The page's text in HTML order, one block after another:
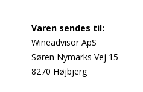
Varen sendes til:
Wineadvisor ApS
Søren Nymarks Vej 15
8270 Højbjerg